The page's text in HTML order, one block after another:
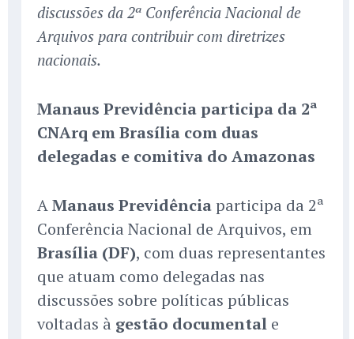
discussões da 2ª Conferência Nacional de
Arquivos para contribuir com diretrizes
nacionais.
Manaus Previdência participa da 2ª
CNArq em Brasília com duas
delegadas e comitiva do Amazonas
AManaus Previdência participa da 2ª
Conferência Nacional de Arquivos, em
Brasília (DF), com duas representantes
que atuam como delegadas nas
discussões sobre políticas públicas
voltadas à gestão documental e